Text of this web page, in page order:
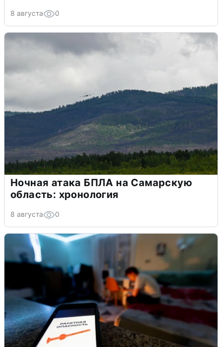
8 августа 0
Ночная атака БПЛА на Самарскую
область: хронология
8 августа 0